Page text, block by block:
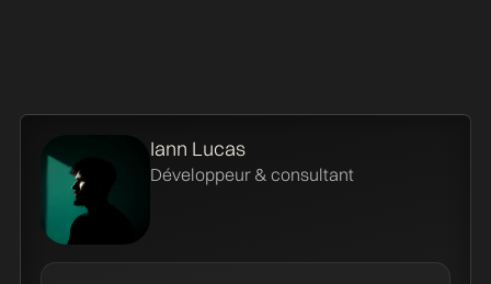
Iann Lucas
Développeur & consultant